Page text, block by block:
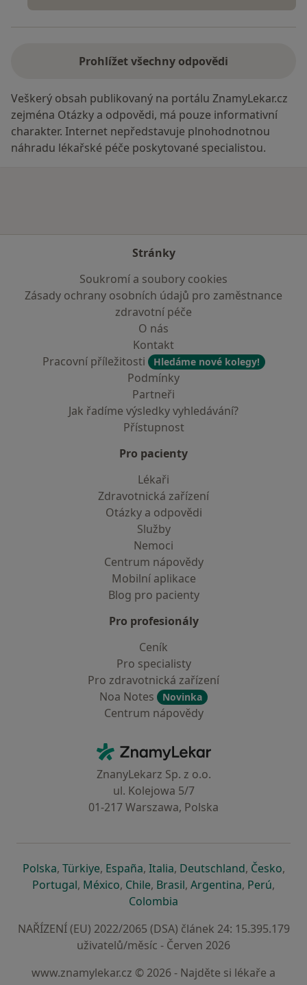
Prohlížet všechny odpovědi
Veškerý obsah publikovaný na portálu ZnamyLekar.cz
zejména Otázky a odpovědi, má pouze informativní
charakter. Internet nepředstavuje plnohodnotnou
náhradu lékařské péče poskytované specialistou.
Stránky
Soukromí a soubory cookies
Zásady ochrany osobních údajů pro zaměstnance
zdravotní péče
O nás
Kontakt
Pracovní příležitosti
Hledáme nové kolegy!
Podmínky
Partneři
Jak řadíme výsledky vyhledávání?
Přístupnost
Pro pacienty
Lékaři
Zdravotnická zařízení
Otázky a odpovědi
Služby
Nemoci
Centrum nápovědy
Mobilní aplikace
Blog pro pacienty
Pro profesionály
Ceník
Pro specialisty
Pro zdravotnická zařízení
Noa Notes
Novinka
Centrum nápovědy
ZnamyLekar - Hlavní stránka
ZnanyLekarz Sp. z o.o.
ul. Kolejowa 5/7
01-217 Warszawa, Polska
Polskase otevře v nové záložce
, Türkiyese otevře v nové záložce
, Españase otevře v nové záložce
, Italiase otevře v nové záložce
, Deutschlandse otevře v
, Českose
,
Portugalse otevře v nové záložce
, Méxicose otevře v nové záložce
, Chilese otevře v nové záložce
, Brasilse otevře v nové
, Argentinase otevře v
, Perúse
,
Colombia
NAŘÍZENÍ (EU) 2022/2065 (DSA) článek 24: 15.395.179
uživatelů/měsíc - Červen 2026
www.znamylekar.cz © 2026 - Najděte si lékaře a